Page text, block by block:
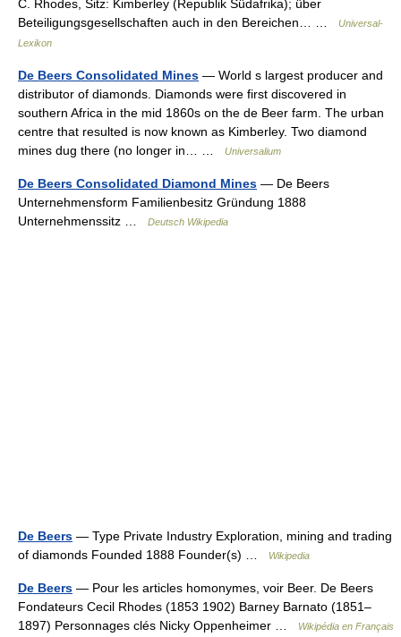
C. Rhodes, Sitz: Kimberley (Republik Südafrika); über
Beteiligungsgesellschaften auch in den Bereichen… …
Universal-
Lexikon
De Beers Consolidated Mines — World s largest producer and
distributor of diamonds. Diamonds were first discovered in
southern Africa in the mid 1860s on the de Beer farm. The urban
centre that resulted is now known as Kimberley. Two diamond
mines dug there (no longer in… …
Universalium
De Beers Consolidated Diamond Mines — De Beers
Unternehmensform Familienbesitz Gründung 1888
Unternehmenssitz …
Deutsch Wikipedia
De Beers — Type Private Industry Exploration, mining and trading
of diamonds Founded 1888 Founder(s) …
Wikipedia
De Beers — Pour les articles homonymes, voir Beer. De Beers
Fondateurs Cecil Rhodes (1853 1902) Barney Barnato (1851–
1897) Personnages clés Nicky Oppenheimer …
Wikipédia en Français